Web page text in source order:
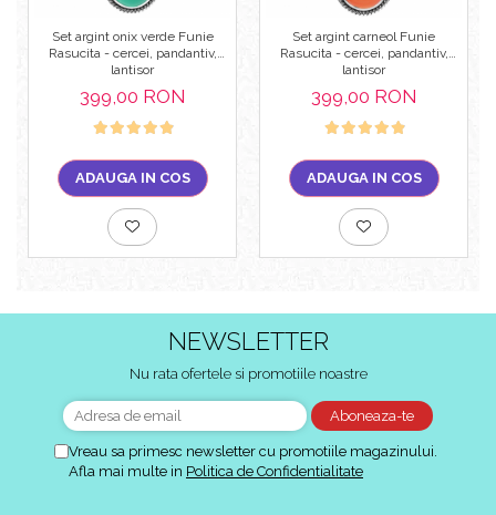
Set argint onix verde Funie
Rasucita - cercei, pandantiv,
lantisor
399,00 RON
ADAUGA IN COS
Set argint carneol Funie
Rasucita - cercei, pandantiv,
lantisor
399,00 RON
ADAUGA IN COS
NEWSLETTER
Nu rata ofertele si promotiile noastre
Vreau sa primesc newsletter cu promotiile magazinului.
Afla mai multe in Politica de Confidentialitate